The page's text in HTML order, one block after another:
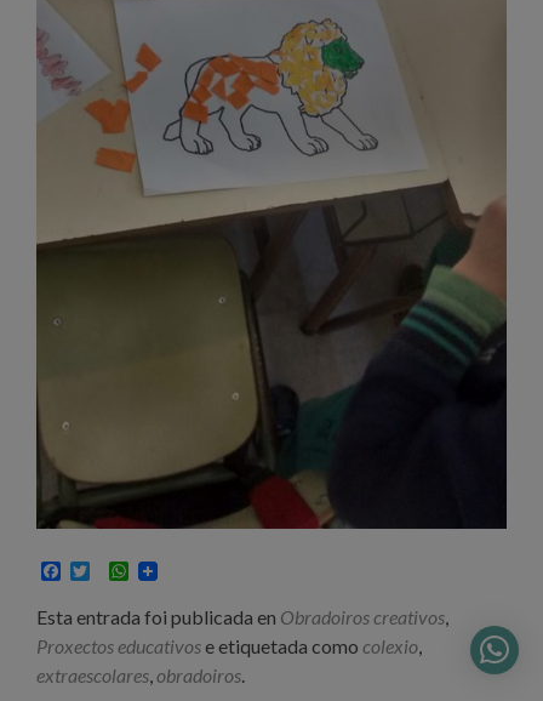
Facebook
TwitterWhatsApp
Esta entrada foi publicada en Obradoiros creativos,
Proxectos educativose etiquetada como colexio,
extraescolares,obradoiros.